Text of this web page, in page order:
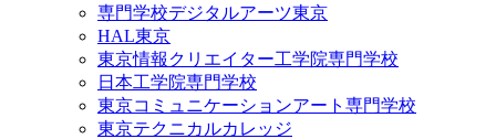
専門学校デジタルアーツ東京
HAL東京
東京情報クリエイター工学院専門学校
日本工学院専門学校
東京コミュニケーションアート専門学校
東京テクニカルカレッジ